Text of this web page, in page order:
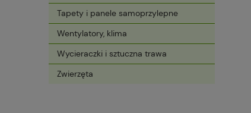
Tapety i panele samoprzylepne
Wentylatory, klima
Wycieraczki i sztuczna trawa
Zwierzęta